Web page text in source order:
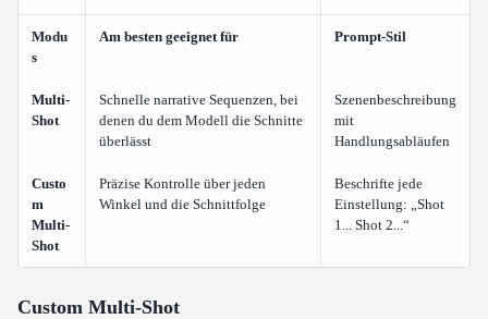
Modu
s
Am besten geeignet für Prompt-Stil
Multi-
Shot
Schnelle narrative Sequenzen, bei
denen du dem Modell die Schnitte
überlässt
Szenenbeschreibung
mit
Handlungsabläufen
Custo
m
Multi-
Shot
Präzise Kontrolle über jeden
Winkel und die Schnittfolge
Beschrifte jede
Einstellung: „Shot
1... Shot 2...“
Custom Multi-Shot